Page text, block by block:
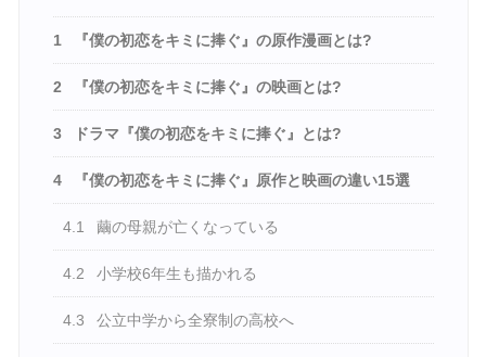
1 『僕の初恋をキミに捧ぐ』の原作漫画とは?
2 『僕の初恋をキミに捧ぐ』の映画とは?
3 ドラマ『僕の初恋をキミに捧ぐ』とは?
4 『僕の初恋をキミに捧ぐ』原作と映画の違い15選
4.1 繭の母親が亡くなっている
4.2 小学校6年生も描かれる
4.3 公立中学から全寮制の高校へ